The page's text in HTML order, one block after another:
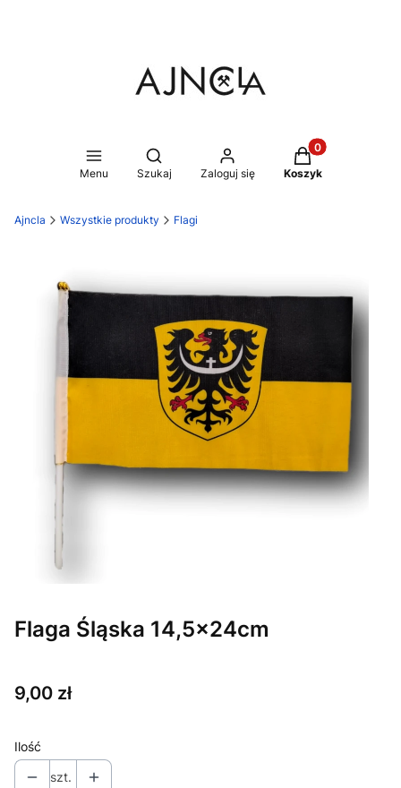
Menu
Otwórz wyszukiwarkę
Szukaj Zaloguj się
Produkty w
Koszyk
Ajncla Wszystkie produkty Flagi
Flaga Śląska 14,5x24cm
Cena
9,00 zł
Ilość
szt.